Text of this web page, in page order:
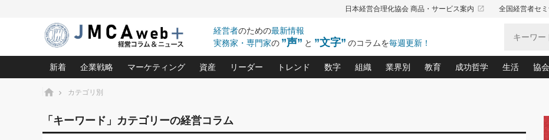
日本経営合理化協会 商品・サービス案内 launch 全国経営者セ
経営者のための最新情報
実務家・専門家の ”声” と ”文字” のコラムを毎週更新！
新着 企業戦略
中小企業の「１位づくり」戦略(96)
利益を最大化する「業務改善」横田尚哉氏(5)
マーケティング
ネット戦略成功の秘訣 圧倒的に儲かる仕組みづくり講座(12)
ビジネスを一瞬で制する！一流グローバル経営者は知ってい
資産
あなたの会社と資産を守る一手(171)
どうなる金融業界(39)
リーダー
ビジネスリーダー×次の一手「牟田太陽の社長業ネクスト」
トレンド 数字
おカネが残る決算書にするために、やっておきたいこと(34)
組織
中小企業の新たな法律リスク(178)
業界別
売れる住宅を創る 100の視点(100)
教育
あなただからお願いしたいと
成功哲学
中国哲学に学ぶ 不況
令和時代の「社長の人
生活
おのころ
協
ホーム カテゴリ別
「キーワード」カテゴリーの経営コラム